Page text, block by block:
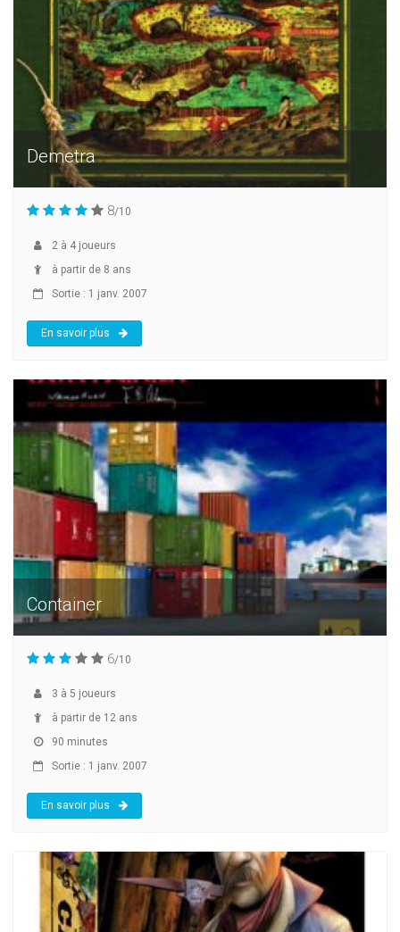
Demetra
8/10
2 à 4 joueurs
à partir de 8 ans
Sortie : 1 janv. 2007
En savoir plus
Container
6/10
3 à 5 joueurs
à partir de 12 ans
90 minutes
Sortie : 1 janv. 2007
En savoir plus